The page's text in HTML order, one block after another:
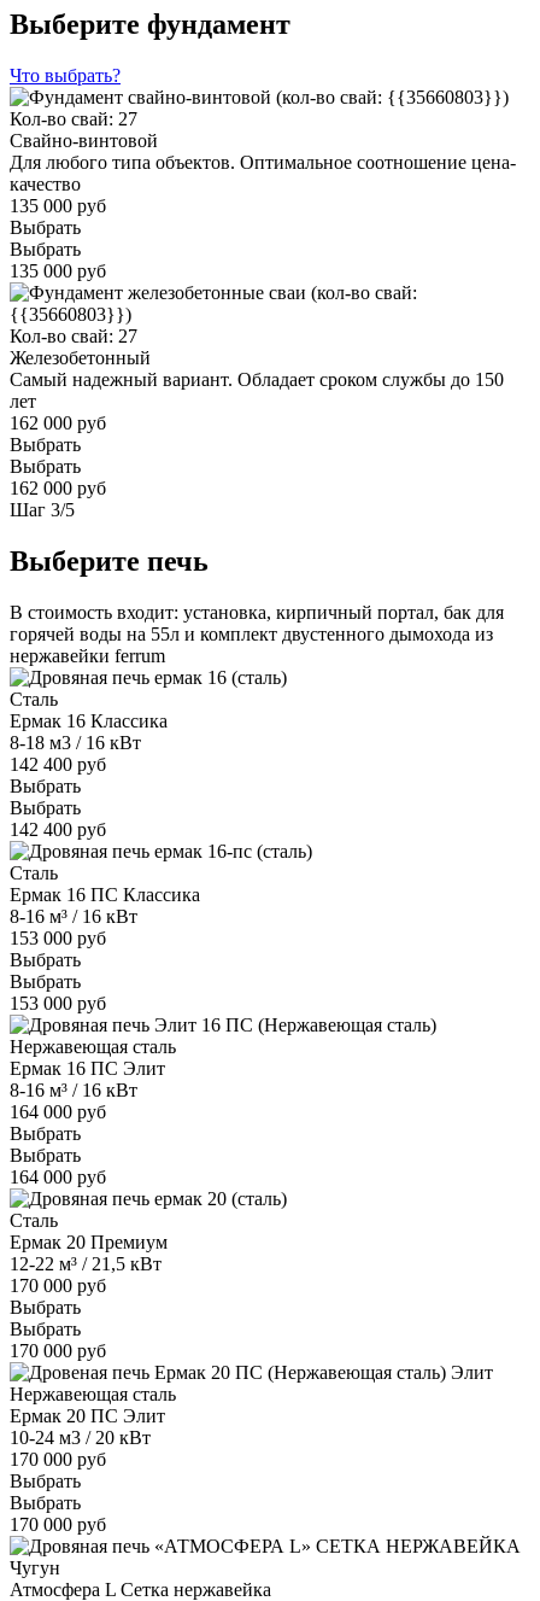
Выберите фундамент
Что выбрать?
Кол-во свай: 27
Свайно-винтовой
Для любого типа объектов. Оптимальное соотношение цена-
качество
135 000 руб
Выбрать
Выбрать
135 000 руб
Кол-во свай: 27
Железобетонный
Самый надежный вариант. Обладает сроком службы до 150
лет
162 000 руб
Выбрать
Выбрать
162 000 руб
Шаг 3/5
Выберите печь
В стоимость входит: установка, кирпичный портал, бак для
горячей воды на 55л и комплект двустенного дымохода из
нержавейки ferrum
Сталь
Ермак 16 Классика
8-18 м3 / 16 кВт
142 400 руб
Выбрать
Выбрать
142 400 руб
Сталь
Ермак 16 ПС Классика
8-16 м³ / 16 кВт
153 000 руб
Выбрать
Выбрать
153 000 руб
Нержавеющая сталь
Ермак 16 ПС Элит
8-16 м³ / 16 кВт
164 000 руб
Выбрать
Выбрать
164 000 руб
Сталь
Ермак 20 Премиум
12-22 м³ / 21,5 кВт
170 000 руб
Выбрать
Выбрать
170 000 руб
Нержавеющая сталь
Ермак 20 ПС Элит
10-24 м3 / 20 кВт
170 000 руб
Выбрать
Выбрать
170 000 руб
Чугун
Атмосфера L Сетка нержавейка